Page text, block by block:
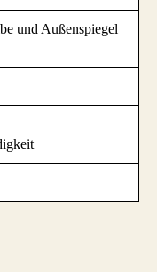
und Außenspiegel